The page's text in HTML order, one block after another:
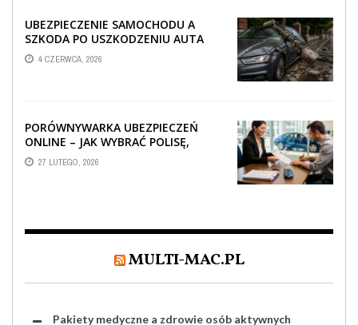
UBEZPIECZENIE SAMOCHODU A
SZKODA PO USZKODZENIU AUTA
PRZEZ SPADAJĄCY FRAGMENT
OGRODZENIA
4 CZERWCA, 2026
PORÓWNYWARKA UBEZPIECZEŃ
ONLINE – JAK WYBRAĆ POLISĘ,
KTÓRA REALNIE CHRONI TWÓJ
MAJĄTEK?
27 LUTEGO, 2026
MULTI-MAC.PL
Pakiety medyczne a zdrowie osób aktywnych